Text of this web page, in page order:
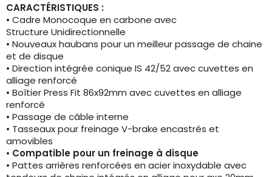
CARACTÉRISTIQUES :
• Cadre Monocoque en carbone avec
Structure Unidirectionnelle
• Nouveaux haubans pour un meilleur passage de chaine
et de disque
• Direction intégrée conique IS 42/52 avec cuvettes en
alliage renforcé
• Boîtier Press Fit 86x92mm avec cuvettes en alliage
renforcé
• Passage de câble interne
• Tasseaux pour freinage V-brake encastrés et
amovibles
• Compatible pour un freinage à disque
• Pattes arrières renforcées en acier inoxydable avec